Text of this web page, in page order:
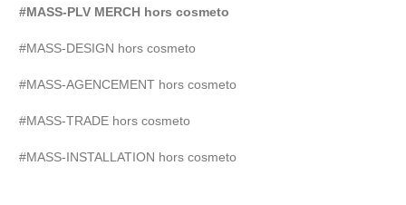
#MASS-PLV MERCH hors cosmeto
#MASS-DESIGN hors cosmeto
#MASS-AGENCEMENT hors cosmeto
#MASS-TRADE hors cosmeto
#MASS-INSTALLATION hors cosmeto